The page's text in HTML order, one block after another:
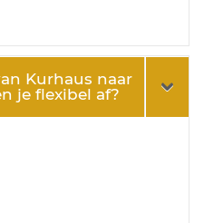
Kurhaus naar
je flexibel af?